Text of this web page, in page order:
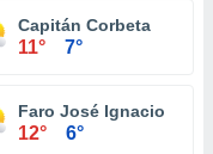
Capitán Corbeta
11° 7°
Faro José Ignacio
12° 6°